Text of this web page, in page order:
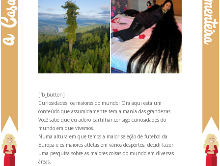
[fb_button]
Curiosidades: os maiores do mundo! Ora aqui está um
conteúdo que assumidamente tem a mania das grandezas.
Você sabe que eu adoro partilhar consigo curiosidades do
mundo em que vivemos.
Numa altura em que temos a maior seleção de futebol da
Europa e os maiores atletas em vários desportos, decidi fazer
uma pesquisa sobre as maiores coisas do mundo em diversas
áreas.